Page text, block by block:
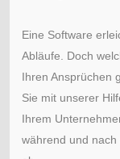
Eine Software
Abläufe. Doch
Ihren Ansprüchen
Sie mit unserer
Ihrem
während und